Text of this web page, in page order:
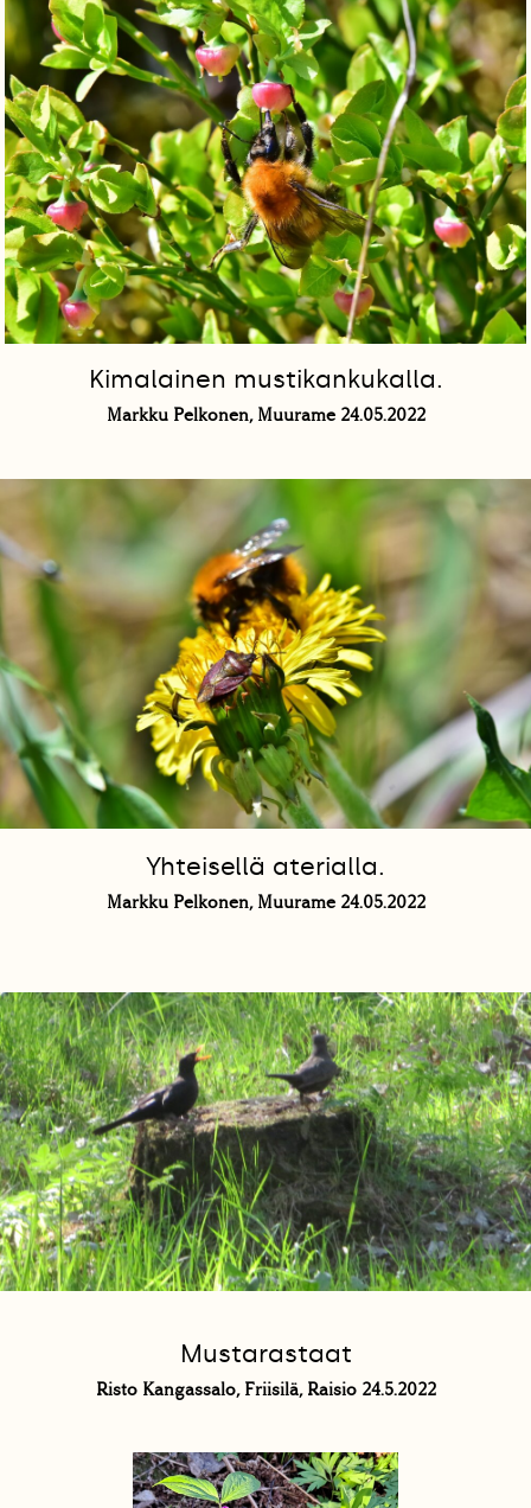
Kimalainen mustikankukalla.
Markku Pelkonen, Muurame 24.05.2022
Yhteisellä aterialla.
Markku Pelkonen, Muurame 24.05.2022
Mustarastaat
Risto Kangassalo, Friisilä, Raisio 24.5.2022